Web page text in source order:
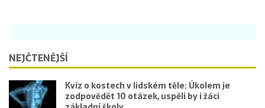
NEJČTENĚJŠÍ
Kvíz o kostech v lidském těle: Úkolem je
zodpovědět 10 otázek, uspěli by i žáci